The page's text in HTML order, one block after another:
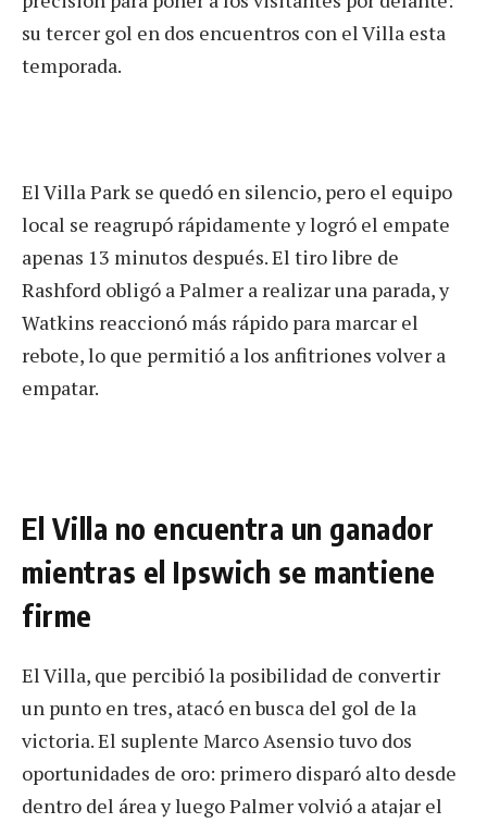
su tercer gol en dos encuentros con el Villa esta
temporada.
El Villa Park se quedó en silencio, pero el equipo
local se reagrupó rápidamente y logró el empate
apenas 13 minutos después. El tiro libre de
Rashford obligó a Palmer a realizar una parada, y
Watkins reaccionó más rápido para marcar el
rebote, lo que permitió a los anfitriones volver a
empatar.
El Villa no encuentra un ganador
mientras el Ipswich se mantiene
firme
El Villa, que percibió la posibilidad de convertir
un punto en tres, atacó en busca del gol de la
victoria. El suplente Marco Asensio tuvo dos
oportunidades de oro: primero disparó alto desde
dentro del área y luego Palmer volvió a atajar el